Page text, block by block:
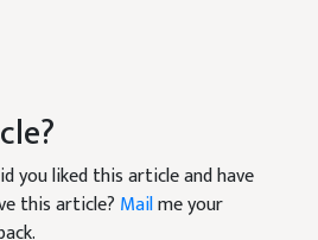
you liked this article and have
this article? Mailme your